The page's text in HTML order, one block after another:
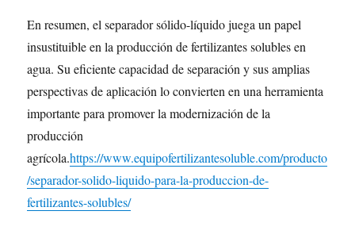
En resumen, el separador sólido-líquido juega un papel
insustituible en la producción de fertilizantes solubles en
agua. Su eficiente capacidad de separación y sus amplias
perspectivas de aplicación lo convierten en una herramienta
importante para promover la modernización de la
producción
agrícola.https://www.equipofertilizantesoluble.com/producto
/separador-solido-liquido-para-la-produccion-de-
fertilizantes-solubles/